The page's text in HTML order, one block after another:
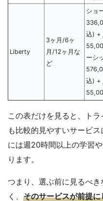
Liberty
3ヶ月/6ヶ
月/12ヶ月な
ど
ショ
込) +
ーシ
込) +
この表だけを見ると、ト
も比較的見やすいサービ
には週20時間以上の学習
ります。
つまり、選ぶ前に見るべ
く、 そのサービスが前提